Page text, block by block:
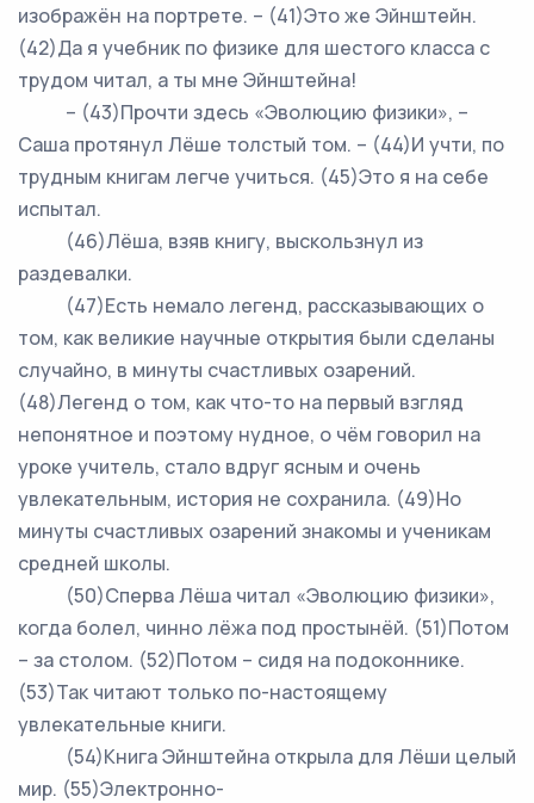
изображён на портрете. – (41)Это же Эйнштейн.
(42)Да я учебник по физике для шестого класса с
трудом читал, а ты мне Эйнштейна!
– (43)Прочти здесь «Эволюцию физики», –
Саша протянул Лёше толстый том. – (44)И учти, по
трудным книгам легче учиться. (45)Это я на себе
испытал.
(46)Лёша, взяв книгу, выскользнул из
раздевалки.
(47)Есть немало легенд, рассказывающих о
том, как великие научные открытия были сделаны
случайно, в минуты счастливых озарений.
(48)Легенд о том, как что-то на первый взгляд
непонятное и поэтому нудное, о чём говорил на
уроке учитель, стало вдруг ясным и очень
увлекательным, история не сохранила. (49)Но
минуты счастливых озарений знакомы и ученикам
средней школы.
(50)Сперва Лёша читал «Эволюцию физики»,
когда болел, чинно лёжа под простынёй. (51)Потом
– за столом. (52)Потом – сидя на подоконнике.
(53)Так читают только по-настоящему
увлекательные книги.
(54)Книга Эйнштейна открыла для Лёши целый
мир. (55)Электронно-